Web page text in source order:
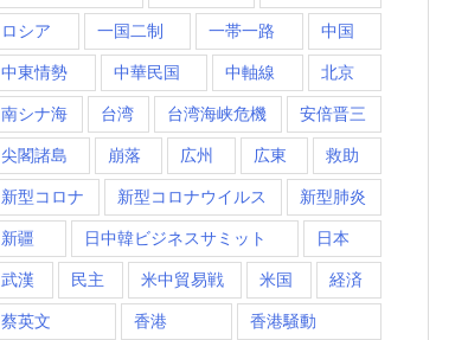
ロシア 一国二制 一帯一路 中国
中東情勢 中華民国 中軸線 北京
南シナ海 台湾 台湾海峡危機 安倍晋三
尖閣諸島 崩落 広州 広東 救助
新型コロナ 新型コロナウイルス 新型肺炎
新疆 日中韓ビジネスサミット 日本
武漢 民主 米中貿易戦 米国 経済
蔡英文 香港 香港騒動